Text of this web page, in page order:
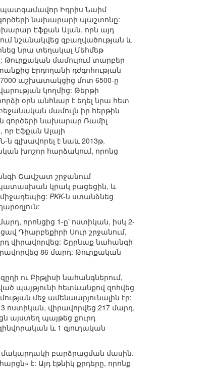
պատգամավոր Իդրիս Նաիմ
գործերի նախարարի պաշտոնը:
Էֆքան Ալան, որն այդ
նշանակվեց զբաղվածության և
նրա տեղակալ Մեհմեթ
մամուլում տարբեր
Էրդողանի դժգոհության
աշխատակցից մոտ 6500-ը
կողմից: Թերթի
օրն անհնար է եղել նրա հետ
մամուլն իր հերթին
գործերի նախարար Ռամիլ
որ Էֆքան Ալայի
գլխավորել է նաև 2013թ.
խոշոր հարձակում, որոնց
Շավշատ շրջանում
պատասխան կրակ բացեցին, և
միջադեպից: PKK-ն ստանձնեց
որոնցից 1-ը՝ ոստիկան, իսկ 2-
Դիարբեքիրի Սուր շրջանում,
վիրավորվեց: Շըրնաք նահանգի
86 մարդ: Թուրքական
ու Բիթլիսի նահանգներում,
պայթյունի հետևանքով զոհվեց
մեջ ամենաարյունալին էր:
ոստիկան, վիրավորվեց 217 մարդ,
այստեղ պայթեց քուրդ
և 1 գյուղական
մակարդակի բարձրացման մասին.
է: Այդ էթնիկ քրդերը, որոնք